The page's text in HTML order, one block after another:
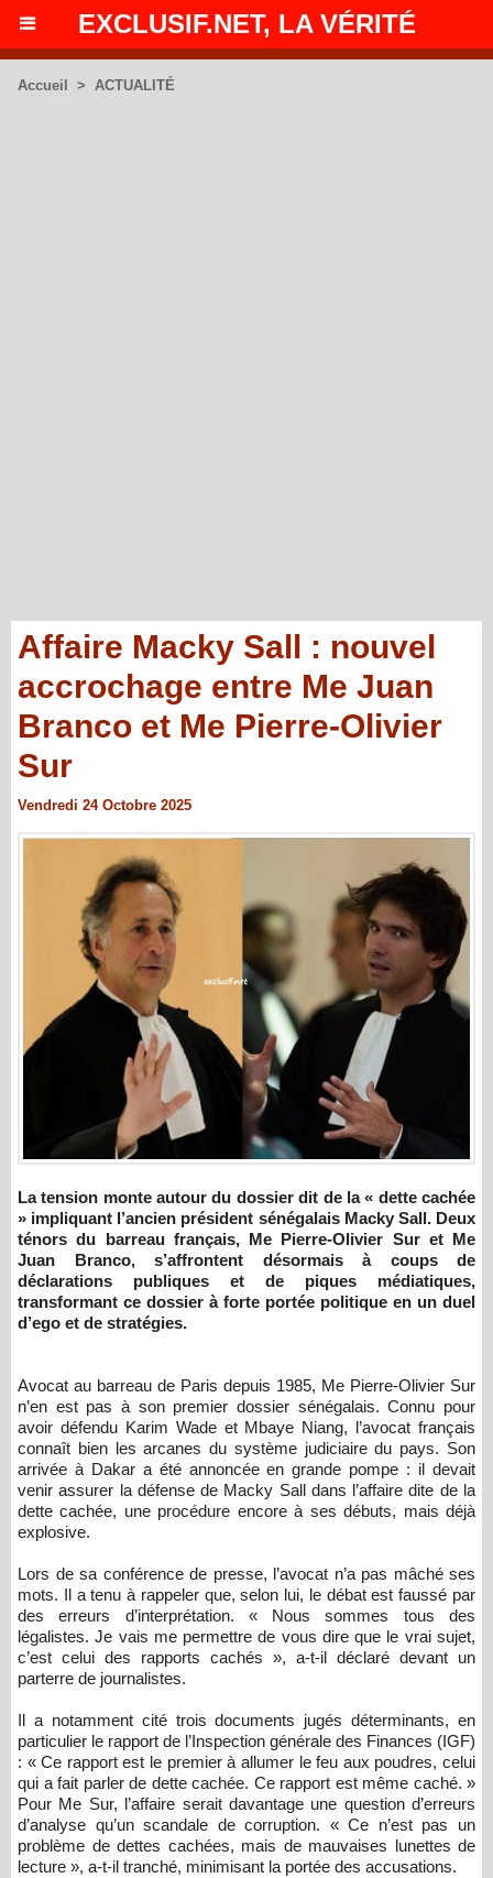
EXCLUSIF.NET, LA VÉRITÉ
Accueil > ACTUALITÉ
Affaire Macky Sall : nouvel
accrochage entre Me Juan
Branco et Me Pierre-Olivier
Sur
Vendredi 24 Octobre 2025
La tension monte autour du dossier dit de la « dette cachée
» impliquant l’ancien président sénégalais Macky Sall. Deux
ténors du barreau français, Me Pierre-Olivier Sur et Me
Juan Branco, s’affrontent désormais à coups de
déclarations publiques et de piques médiatiques,
transformant ce dossier à forte portée politique en un duel
d’ego et de stratégies.
Avocat au barreau de Paris depuis 1985, Me Pierre-Olivier Sur
n’en est pas à son premier dossier sénégalais. Connu pour
avoir défendu Karim Wade et Mbaye Niang, l’avocat français
connaît bien les arcanes du système judiciaire du pays. Son
arrivée à Dakar a été annoncée en grande pompe : il devait
venir assurer la défense de Macky Sall dans l’affaire dite de la
dette cachée, une procédure encore à ses débuts, mais déjà
explosive.
Lors de sa conférence de presse, l’avocat n’a pas mâché ses
mots. Il a tenu à rappeler que, selon lui, le débat est faussé par
des erreurs d’interprétation. « Nous sommes tous des
légalistes. Je vais me permettre de vous dire que le vrai sujet,
c’est celui des rapports cachés », a-t-il déclaré devant un
parterre de journalistes.
Il a notamment cité trois documents jugés déterminants, en
particulier le rapport de l’Inspection générale des Finances (IGF)
: « Ce rapport est le premier à allumer le feu aux poudres, celui
qui a fait parler de dette cachée. Ce rapport est même caché. »
Pour Me Sur, l’affaire serait davantage une question d’erreurs
d’analyse qu’un scandale de corruption. « Ce n’est pas un
problème de dettes cachées, mais de mauvaises lunettes de
lecture », a-t-il tranché, minimisant la portée des accusations.